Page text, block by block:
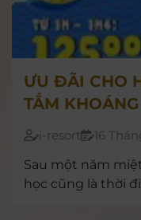
ƯU ĐÃI CHO
TẮM
125.000Đ/
i-resort 16
Sau một năm
học cũng là thời